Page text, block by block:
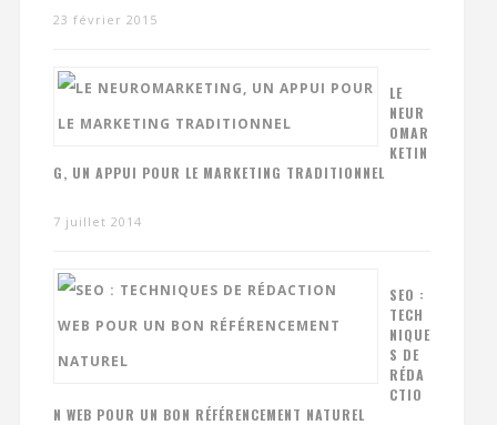
23 février 2015
LE
NEUR
OMAR
KETIN
G, UN APPUI POUR LE MARKETING TRADITIONNEL
7 juillet 2014
SEO :
TECH
NIQUE
S DE
RÉDA
CTIO
N WEB POUR UN BON RÉFÉRENCEMENT NATUREL